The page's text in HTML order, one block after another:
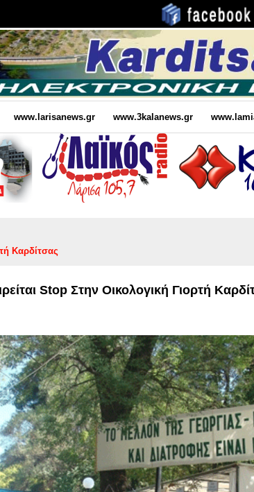
www.larisanews.gr www.3kalanews.gr
Καρδίτσας
Stop Στην Οικολογική Γιορτή